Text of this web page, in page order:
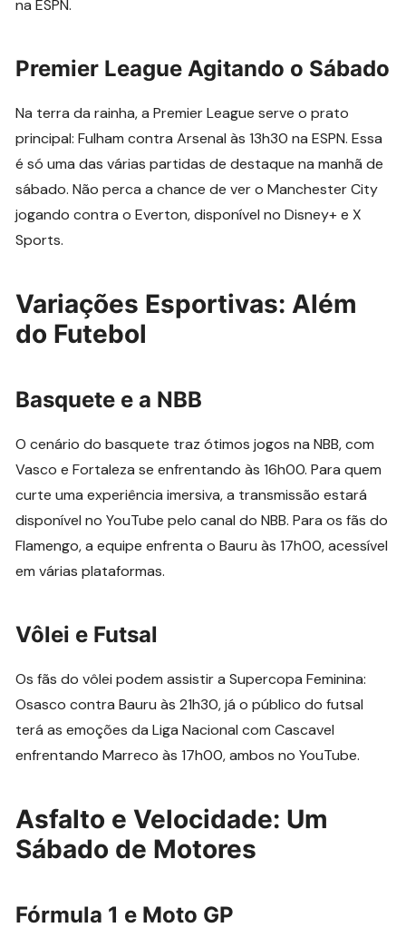
na ESPN.
Premier League Agitando o Sábado
Na terra da rainha, a Premier League serve o prato
principal: Fulham contra Arsenal às 13h30 na ESPN. Essa
é só uma das várias partidas de destaque na manhã de
sábado. Não perca a chance de ver o Manchester City
jogando contra o Everton, disponível no Disney+ e X
Sports.
Variações Esportivas: Além
do Futebol
Basquete e a NBB
O cenário do basquete traz ótimos jogos na NBB, com
Vasco e Fortaleza se enfrentando às 16h00. Para quem
curte uma experiência imersiva, a transmissão estará
disponível no YouTube pelo canal do NBB. Para os fãs do
Flamengo, a equipe enfrenta o Bauru às 17h00, acessível
em várias plataformas.
Vôlei e Futsal
Os fãs do vôlei podem assistir a Supercopa Feminina:
Osasco contra Bauru às 21h30, já o público do futsal
terá as emoções da Liga Nacional com Cascavel
enfrentando Marreco às 17h00, ambos no YouTube.
Asfalto e Velocidade: Um
Sábado de Motores
Fórmula 1 e Moto GP